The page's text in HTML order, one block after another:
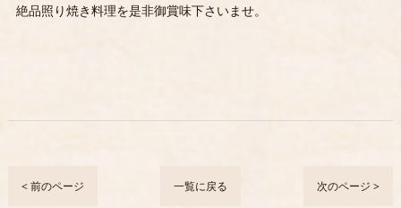
絶品照り焼き料理を是非御賞味下さいませ。
< 前のページ 一覧に戻る 次のページ >